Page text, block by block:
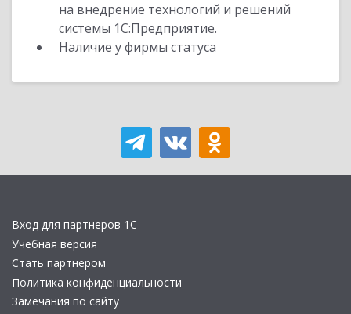
на внедрение технологий и решений
системы 1С:Предприятие.
Наличие у фирмы статуса
Вход для партнеров 1С
Учебная версия
Стать партнером
Политика конфиденциальности
Замечания по сайту